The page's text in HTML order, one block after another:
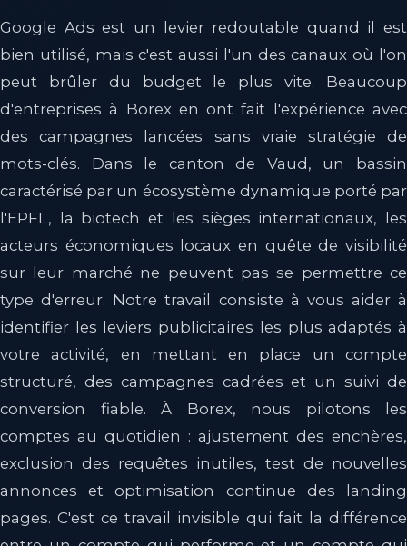
Google Ads est un levier redoutable quand il est
bien utilisé, mais c'est aussi l'un des canaux où l'on
peut brûler du budget le plus vite. Beaucoup
d'entreprises à Borex en ont fait l'expérience avec
des campagnes lancées sans vraie stratégie de
mots-clés. Dans le canton de Vaud, un bassin
caractérisé par un écosystème dynamique porté par
l'EPFL, la biotech et les sièges internationaux, les
acteurs économiques locaux en quête de visibilité
sur leur marché ne peuvent pas se permettre ce
type d'erreur. Notre travail consiste à vous aider à
identifier les leviers publicitaires les plus adaptés à
votre activité, en mettant en place un compte
structuré, des campagnes cadrées et un suivi de
conversion fiable. À Borex, nous pilotons les
comptes au quotidien : ajustement des enchères,
exclusion des requêtes inutiles, test de nouvelles
annonces et optimisation continue des landing
pages. C'est ce travail invisible qui fait la différence